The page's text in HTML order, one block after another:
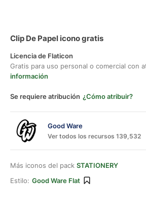
Clip De Papel icono gratis
Licencia de Flaticon
Gratis para uso personal o comercial con
información
Se requiere atribución ¿Cómo atribuir?
Good Ware
Ver todos los recursos 139,532
Más iconos del pack STATIONERY
Estilo: Good Ware Flat